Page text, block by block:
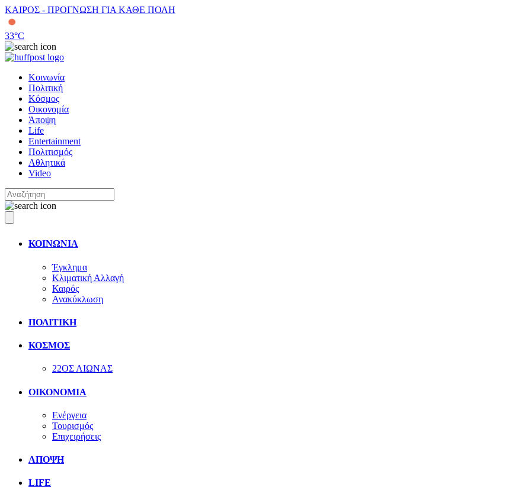
ΚΑΙΡΟΣ - ΠΡΟΓΝΩΣΗ ΓΙΑ ΚΑΘΕ ΠΟΛΗ
33°C
Κοινωνία
Πολιτική
Κόσμος
Οικονομία
Άποψη
Life
Entertainment
Πολιτισμός
Αθλητικά
Video
ΚΟΙΝΩΝΙΑ
Έγκλημα
Κλιματική Αλλαγή
Καιρός
Ανακύκλωση
ΠΟΛΙΤΙΚΗ
ΚΟΣΜΟΣ
22ΟΣ ΑΙΩΝΑΣ
ΟΙΚΟΝΟΜΙΑ
Ενέργεια
Τουρισμός
Επιχειρήσεις
ΑΠΟΨΗ
LIFE